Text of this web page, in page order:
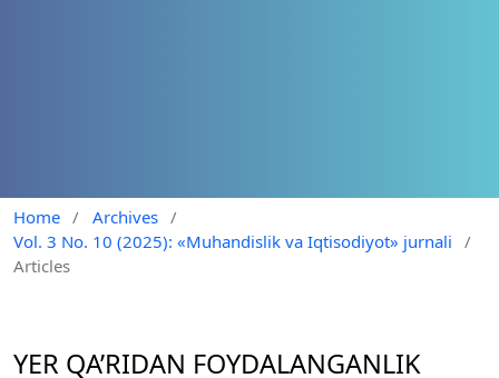
Home / Archives /
Vol. 3 No. 10 (2025): «Muhandislik va Iqtisodiyot» jurnali
/
Articles
YER QA’RIDAN FOYDALANGANLIK